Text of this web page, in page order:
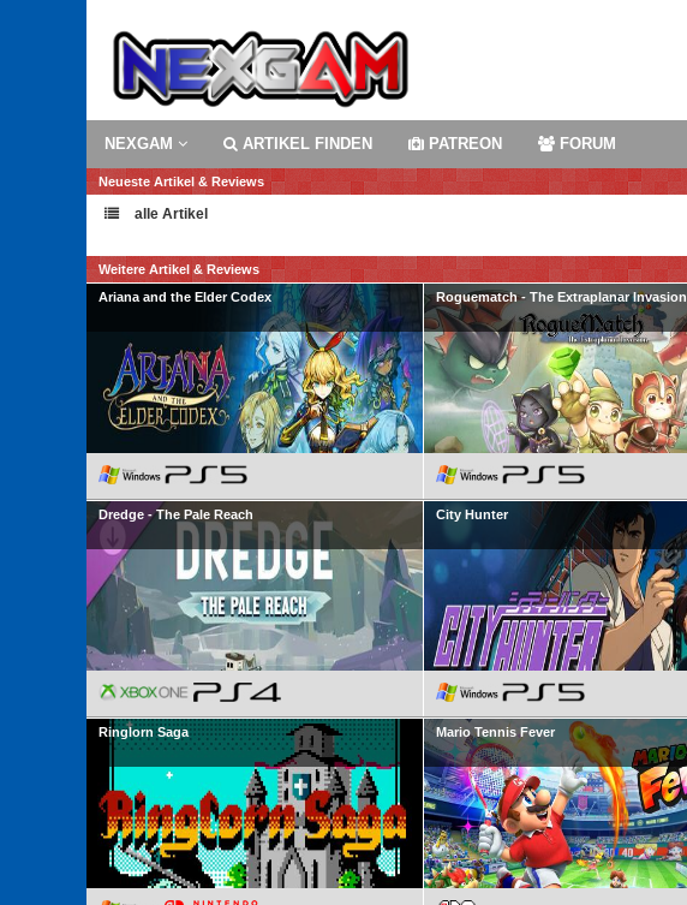
NEXGAM ARTIKEL FINDEN PATREON FORUM
Neueste Artikel & Reviews
alle Artikel
Weitere Artikel & Reviews
Ariana and the Elder Codex
Roguematch - The Extraplanar Invasion
Dredge - The Pale Reach City Hunter
Ringlorn Saga Mario Tennis Fever